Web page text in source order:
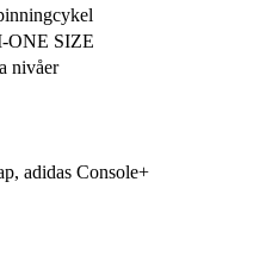
ONE SIZE
nivåer
adidas Console+